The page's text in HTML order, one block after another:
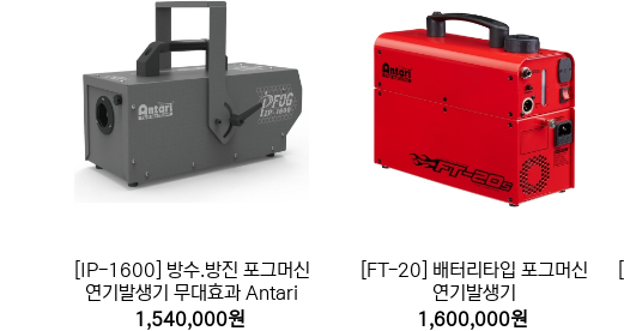
[IP-1600] 방수.방진 포그머신
연기발생기 무대효과 Antari
1,540,000원
[FT-20] 배터리타입 포그머신
연기발생기
1,600,000원